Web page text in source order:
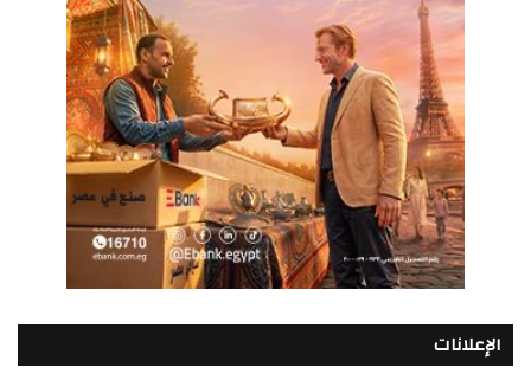
الإعلانات